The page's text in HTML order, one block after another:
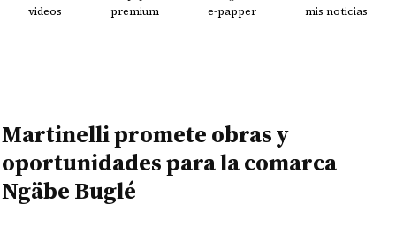
videos premium e-papper mis noticias
Martinelli promete obras y
oportunidades para la comarca
Ngäbe Buglé